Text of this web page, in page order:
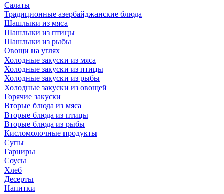
Салаты
Традиционные азербайджанские блюда
Шашлыки из мяса
Шашлыки из птицы
Шашлыки из рыбы
Овощи на углях
Холодные закуски из мяса
Холодные закуски из птицы
Холодные закуски из рыбы
Холодные закуски из овощей
Горячие закуски
Вторые блюда из мяса
Вторые блюда из птицы
Вторые блюда из рыбы
Кисломолочные продукты
Супы
Гарниры
Соусы
Хлеб
Десерты
Напитки